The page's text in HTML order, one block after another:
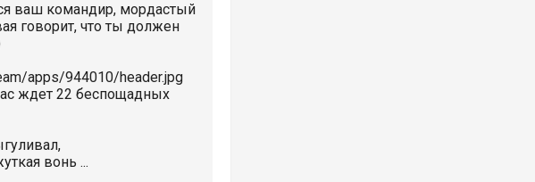
ваш командир, мордастый
говорит, что ты должен
apps/944010/header.jpg
ждет 22 беспощадных
вонь ...